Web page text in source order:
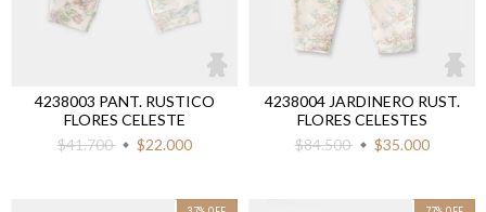
4238003 PANT. RUSTICO
FLORES CELESTE
$41.700
$22.000
4238004 JARDINERO RUST.
FLORES CELESTES
$84.500
$35.000